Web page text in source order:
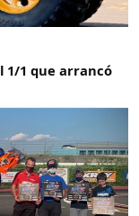
1/1 que arrancó